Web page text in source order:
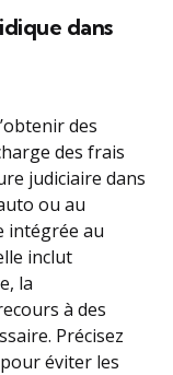
dans
des
des frais
judiciaire dans
ou au
intégrée au
inclut
la
à des
Précisez
éviter les